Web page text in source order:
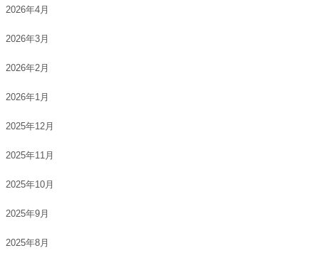
2026年4月
2026年3月
2026年2月
2026年1月
2025年12月
2025年11月
2025年10月
2025年9月
2025年8月